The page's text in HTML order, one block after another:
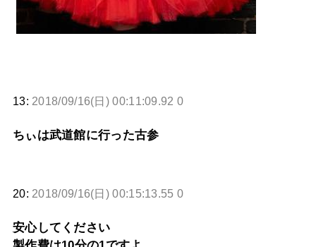
13: 2018/09/16(日) 00:11:09.92 0
ちぃは武道館に行った古参
20: 2018/09/16(日) 00:15:13.55 0
安心してください